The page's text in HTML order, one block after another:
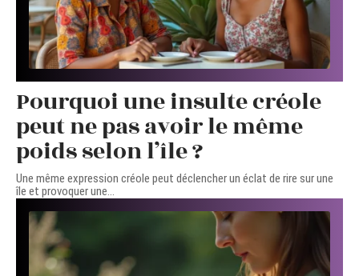
Pourquoi une insulte créole
peut ne pas avoir le même
poids selon l’île ?
Une même expression créole peut déclencher un éclat de rire sur une
île et provoquer une…